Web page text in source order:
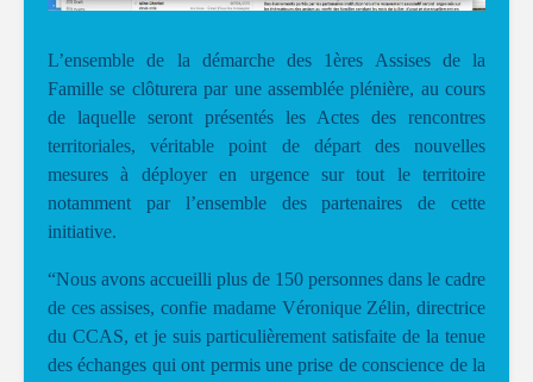
L’ensemble de la démarche des 1ères Assises de la
Famille se clôturera par une assemblée plénière, au cours
de laquelle seront présentés les Actes des rencontres
territoriales, véritable point de départ des nouvelles
mesures à déployer en urgence sur tout le territoire
notamment par l’ensemble des partenaires de cette
initiative.
“Nous avons accueilli plus de 150 personnes dans le cadre
de ces assises, confie madame Véronique Zélin, directrice
du CCAS, et je suis particulièrement satisfaite de la tenue
des échanges qui ont permis une prise de conscience de la